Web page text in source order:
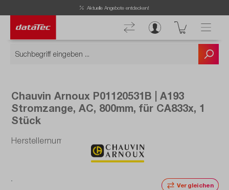
Aktuelle Angebote entdecken!
Chauvin Arnoux P01120531B | A193
Stromzange, AC, 800mm, für CA833x, 1
Stück
Herstellernummer: P01120531B
Vergleichen
Now viewing Highlights section